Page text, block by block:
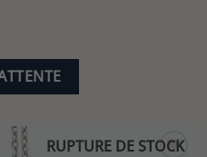
RUPTURE DE STOCK